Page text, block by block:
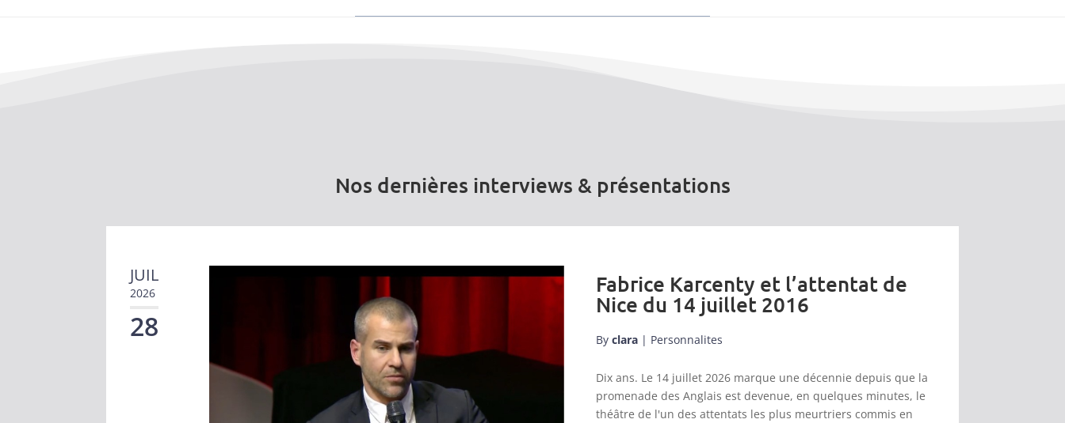
Nos dernières interviews & présentations
JUIL
2026
28
Fabrice Karcenty et l’attentat de
Nice du 14 juillet 2016
By clara | Personnalites
Dix ans. Le 14 juillet 2026 marque une décennie depuis que la
promenade des Anglais est devenue, en quelques minutes, le
théâtre de l'un des attentats les plus meurtriers commis en